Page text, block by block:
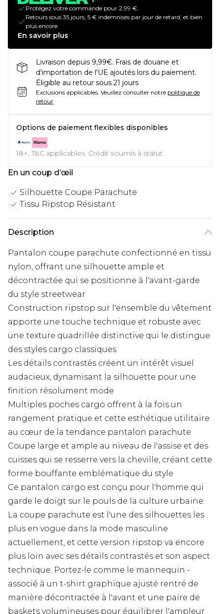
Protégez votre commande pour 2,99 €.
Retours sous 35 jours, 5 € indemnisés par jour de retard, et bien
plus encore.
En savoir plus
Livraison depuis 9,99€. Frais de douane et
d'importation de l'UE ajoutés lors du paiement.
Éligible au retour sous 21 jours
Exclusions applicables. Veuillez consulter notre politique de
retour
Options de paiement flexibles disponibles
18+, T&C applicables. Crédit soumis à statut
En un coup d’œil
Silhouette Coupe Parachute
Tissu Ripstop Résistant
Description
Pantalon coupe parachute confectionné en tissu
nylon, offrant une silhouette ample et
décontractée qui se positionne à l'avant-garde
du style streetwear
Construction ripstop sur l'ensemble du vêtement
apporte une touche technique et robuste avec
une texture quadrillée distinctive qui le distingue
des styles cargo classiques
Les détails contrastés créent un intérêt visuel
audacieux, dynamisant la silhouette pour une
finition résolument mode
Multiples poches cargo offrent à la fois un
rangement pratique et cette esthétique utilitaire
au cœur de la tendance pantalon parachute
Coupe large et ample au niveau de l'assise et des
cuisses qui se resserre vers la cheville, créant cette
forme bouffante emblématique du style
Ce pantalon cargo est conçu pour l'homme qui
garde le doigt sur le pouls de la culture urbaine.
La coupe parachute est l'une des silhouettes les
plus en vogue dans la mode masculine
actuellement, et cette version ripstop va encore
plus loin avec ses détails contrastés et son aspect
technique. Portez-le comme le mannequin -
associé à un t-shirt graphique ajusté rentré de
manière décontractée à l'avant et une paire de
baskets volumineuses pour équilibrer l'ampleur